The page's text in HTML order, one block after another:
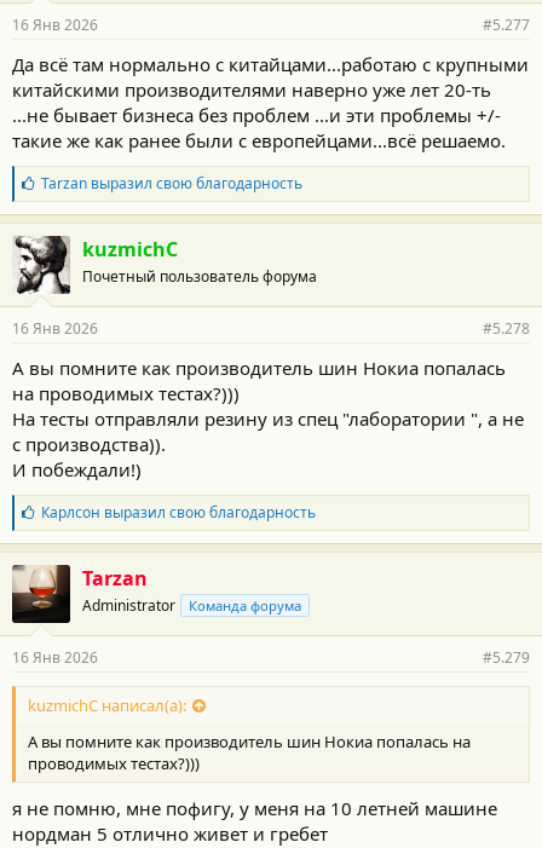
о
т
и
:
16 Янв 2026 #5.277
Да всё там нормально с китайцами...работаю с крупными
китайскими производителями наверно уже лет 20-ть
...не бывает бизнеса без проблем ...и эти проблемы +/-
такие же как ранее были с европейцами...всё решаемо.
Б
л
а
г
о
д
а
н
с
т
и
Tarzanвыразил свою благодарность
kuzmichC
Почетный пользователь форума
16 Янв 2026 #5.278
А вы помните как производитель шин Нокиа попалась
на проводимых тестах?)))
На тесты отправляли резину из спец "лаборатории ", а не
с производства)).
И побеждали!)
Б
л
а
г
о
д
а
н
о
с
и
:
Карлсон выразил свою благодарность
Tarzan
Administrator Команда форума
16 Янв 2026 #5.279
kuzmichC написал(а):
А вы помните как производитель шин Нокиа попалась на
проводимых тестах?)))
я не помню, мне пофигу, у меня на 10 летней машине
нордман 5 отлично живет и гребет